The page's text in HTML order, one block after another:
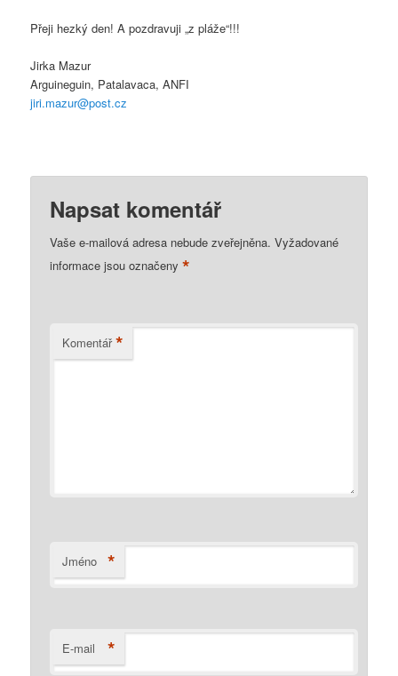
Přeji hezký den! A pozdravuji „z pláže“!!!
Jirka Mazur
Arguineguin, Patalavaca, ANFI
jiri.mazur@post.cz
Napsat komentář
Vaše e-mailová adresa nebude zveřejněna. Vyžadované
informace jsou označeny*
Komentář *
Jméno *
E-mail *